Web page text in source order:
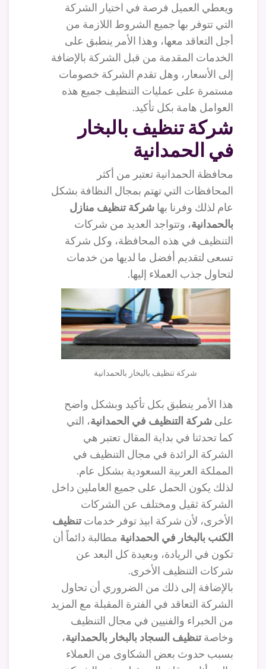
ويعطي العميل فرصة في اختيار الشركة
التي تتوفر بها جميع الشروط اللازمة من
أجل التعاقد معها، وهذا الأمر ينطبق على
الخدمات المقدمة من قبل الشركة بالإضافة
إلى الأسعار، وهل تقدم الشركة خصومات
مستمرة على عمليات التنظيف جميع هذه
العوامل هامة بكل تأكيد.
شركة تنظيف بالبخار
في الحمدانية
محافظة الحمدانية تعتبر من أكثر
المحافظات التي تهتم بمجال النظافة بشكل
عام لذلك وفرنا بها شركة تنظيف منازل
بالحمدانية، وتتواجد العديد من شركات
التنظيف في هذه المحافظة، وكل شركة
تسعى لتقديم أفضل ما لديها من خدمات
لتحاول جذب العملاء إليها.
شركة تنظيف بالبخار بالحمدانية
هذا الأمر ينطبق بكل تأكيد وبشكل واضح
على شركة التنظيف في الحمدانية، التي
كما تحدثنا في بداية المقال تعتبر هي
الشركة الرائدة في مجال التنظيف في
المملكة العربية السعودية بشكل عام.
لذلك يكون الحمل على جميع العاملين داخل
الشركة ثقيل ومختلف عن الشركات
الأخرى، لأن شركة ابيذ توفر خدمات تنظيف
الكنب بالبخار في الحمدانية مطالبة دائماً أن
تكون في الريادة، وبعيدة كل البعد عن
شركات التنظيف الأخرى.
بالإضافة إلى ذلك من الضروري أن تحاول
الشركة التعاقد في الفترة المقبلة مع المزيد
من الخبراء والفنيين في مجال التنظيف
وخاصة تنظيف السجاد بالبخار بالحمدانية،
بسبب حدوث بعض الشكاوى من العملاء